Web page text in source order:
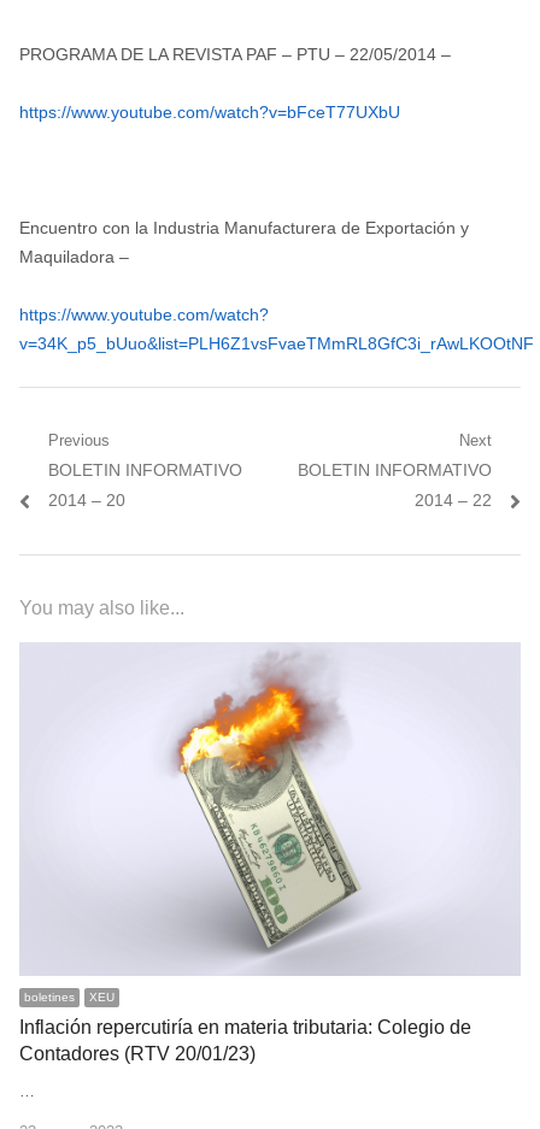
PROGRAMA DE LA REVISTA PAF – PTU – 22/05/2014 –
https://www.youtube.com/watch?v=bFceT77UXbU
Encuentro con la Industria Manufacturera de Exportación y
Maquiladora –
https://www.youtube.com/watch?
v=34K_p5_bUuo&list=PLH6Z1vsFvaeTMmRL8GfC3i_rAwLKOOtNF
Navegación
de
Previous
Previous
post:
BOLETIN INFORMATIVO
2014 – 20
Next
Next
BOLETIN INFORMATIVO
2014 – 22
You may also like...
boletines XEU
Inflación repercutiría en materia tributaria: Colegio de
Contadores (RTV 20/01/23)
…